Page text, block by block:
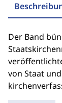
Der Band
von Staat